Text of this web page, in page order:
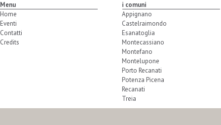
Menu
Home
Eventi
Contatti
Credits
i comuni
Appignano
Castelraimondo
Esanatoglia
Montecassiano
Montefano
Montelupone
Porto Recanati
Potenza Picena
Recanati
Treia